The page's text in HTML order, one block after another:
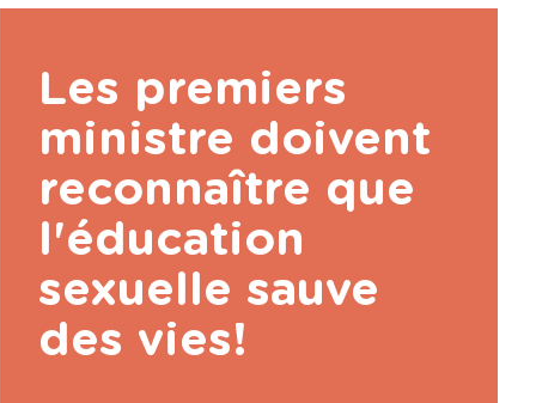
Les premiers
ministre doivent
reconnaître que
l'éducation
sexuelle sauve
des vies!